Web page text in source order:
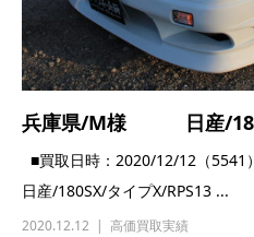
兵庫県/M様 日産/
■買取日時：2020/12/12（5541
日産/180SX/タイプX/RPS13 ...
2020.12.12 高価買取実績